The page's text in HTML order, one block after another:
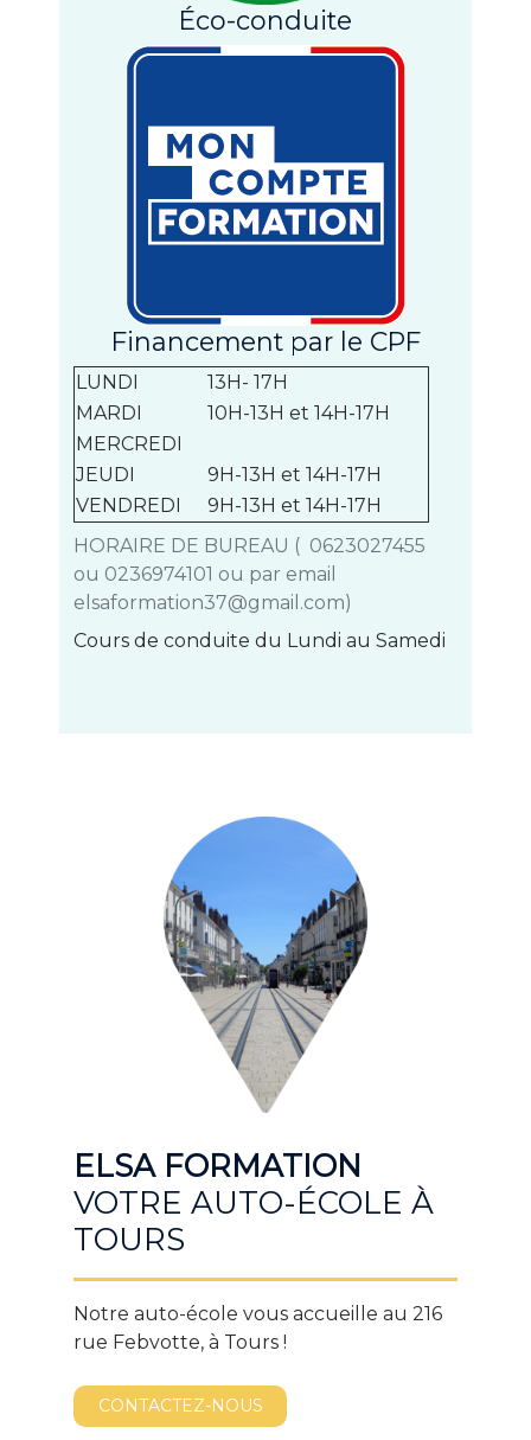
Éco-conduite
Financement par le CPF
HORAIRE DE BUREAU ( 0623027455
ou 0236974101 ou par email
elsaformation37@gmail.com)
LUNDI
13H- 17H
MARDI
10H-13H et 14H-17H
MERCREDI
JEUDI
9H-13H et 14H-17H
VENDREDI
9H-13H et 14H-17H
Cours de conduite du Lundi au Samedi
ELSA FORMATION
VOTRE AUTO-ÉCOLE À
TOURS
Notre auto-école vous accueille au 216
rue Febvotte, à Tours !
CONTACTEZ-NOUS